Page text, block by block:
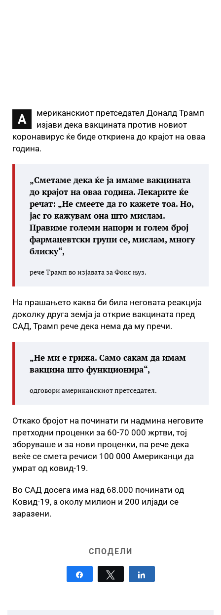
А
мериканскиот претседател Доналд Трамп
изјави дека вакцината против новиот
коронавирус ќе биде откриена до крајот на оваа
година.
„Сметаме дека ќе ја имаме вакцината
до крајот на оваа година. Лекарите ќе
речат: „Не смеете да го кажете тоа. Но,
јас го кажувам она што мислам.
Правиме големи напори и голем број
фармацевтски групи се, мислам, многу
блиску“,
рече Трамп во изјавата за Фокс њуз.
На прашањето каква би била неговата реакција
доколку друга земја ја открие вакцината пред
САД, Трамп рече дека нема да му пречи.
„Не ми е грижа. Само сакам да имам
вакцина што функционира“,
одговори американскиот претседател.
Откако бројот на починати ги надмина неговите
претходни проценки за 60-70 000 жртви, тој
зборуваше и за нови проценки, па рече дека
веќе се смета речиси 100 000 Американци да
умрат од ковид-19.
Во САД досега има над 68.000 починати од
Ковид-19, а околу милион и 200 илјади се
заразени.
СПОДЕЛИ
Tweet